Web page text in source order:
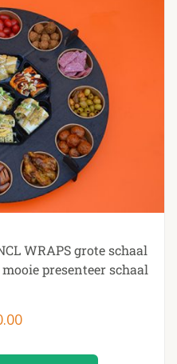
WRAPS grote schaal
presenteer schaal